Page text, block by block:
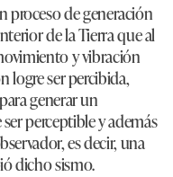
de generación
de la Tierra que al
y vibración
logre ser percibida,
generar un
perceptible y además
es decir, una
dicho sismo.